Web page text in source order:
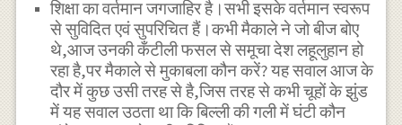
शिक्षा का वर्तमान जगजाहिर है।सभी इसके वर्तमान स्वरूप
से सुविदित एवं सुपरिचित हैं।कभी मैकाले ने जो बीज बोए
थे,आज उनकी कँटीली फसल से समूचा देश लहूलुहान हो
रहा है,पर मैकाले से मुकाबला कौन करें? यह सवाल आज के
दौर में कुछ उसी तरह से है,जिस तरह से कभी चूहों के झुंड
में यह सवाल उठता था कि बिल्ली की गली में घंटी कौन